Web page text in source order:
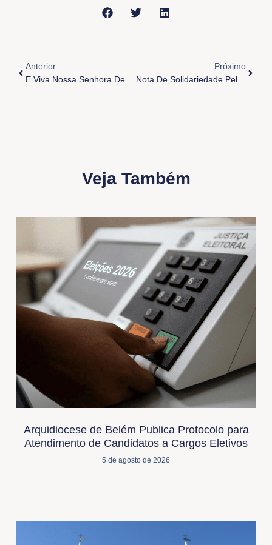
Anterior
E Viva Nossa Senhora De Nazaré!
Próximo
Nota De Solidariedade Pelo Naufrágio Em Belém
Veja Também
Arquidiocese de Belém Publica Protocolo para
Atendimento de Candidatos a Cargos Eletivos
5 de agosto de 2026